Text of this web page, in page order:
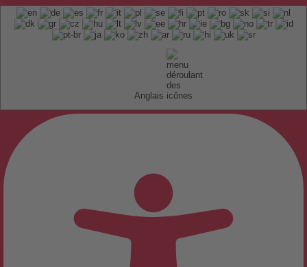
Anglais